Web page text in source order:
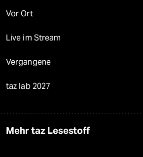
Vor Ort
Live im Stream
Vergangene
taz lab 2027
Mehr taz Lesestoff